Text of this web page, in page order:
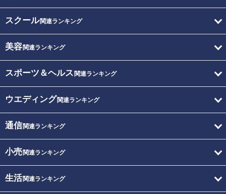
スクール関連ランキング
美容関連ランキング
スポーツ＆ヘルス 関連ランキング
ウエディング関連ランキング
通信関連ランキング
小売関連ランキング
生活関連ランキング